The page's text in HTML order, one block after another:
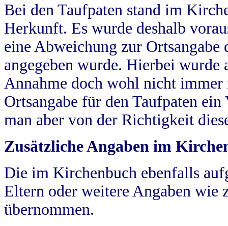
Bei den Taufpaten stand im
Herkunft. Es wurde deshalb
eine Abweichung zur
angegeben wurde. Hierbei wurde
Annahme doch wohl nicht
Ortsangabe für den Taufpaten
man aber von der Richtigkeit
Zusätzliche Angaben im
Die im Kirchenbuch ebenfalls
Eltern oder weitere Angaben wie
übernommen.